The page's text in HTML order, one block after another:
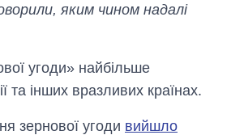
яким чином надалі
угоди» найбільше
та інших вразливих країнах.
зернової угоди вийшло